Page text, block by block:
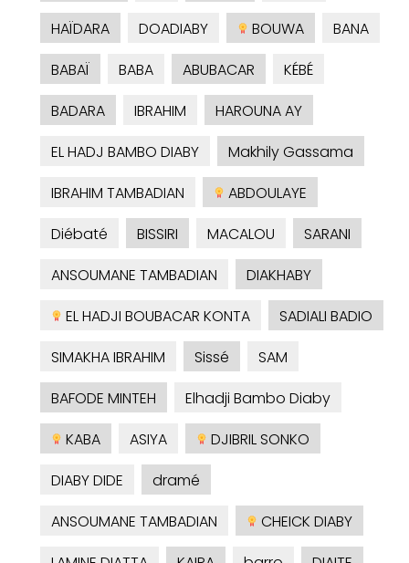
HAÏDARA
DOADIABY BOUWA
BANA
BABAÏ
BABA ABUBACAR
KÉBÉ
BADARA
IBRAHIM
HAROUNA AY
EL HADJ BAMBO DIABY
Makhily Gassama
IBRAHIM TAMBADIAN
ABDOULAYE
Diébaté
BISSIRI MACALOU
SARANI
ANSOUMANE TAMBADIAN
DIAKHABY
EL HADJI BOUBACAR KONTA
SADIALI BADIO
SIMAKHA IBRAHIM
Sissé
SAM
BAFODE MINTEH
Elhadji Bambo Diaby
KABA
ASIYA
DJIBRIL SONKO
DIABY DIDE
dramé
ANSOUMANE TAMBADIAN
CHEICK DIABY